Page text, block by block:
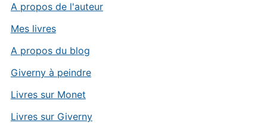
A propos de l'auteur
Mes livres
A propos du blog
Giverny à peindre
Livres sur Monet
Livres sur Giverny